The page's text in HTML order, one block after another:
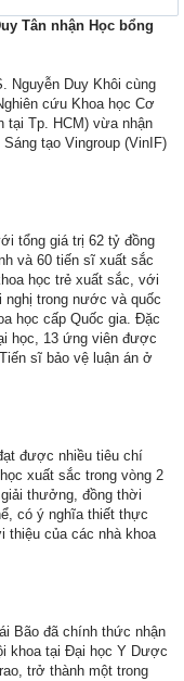
Tân nhận Học bổng
Nguyễn Duy Khôi cùng
cứu Khoa học Cơ
tại Tp. HCM) vừa nhận
tạo Vingroup (VinIF)
tổng giá trị 62 tỷ đồng
và 60 tiến sĩ xuất sắc
học trẻ xuất sắc, với
nghị trong nước và quốc
học cấp Quốc gia. Đặc
học, 13 ứng viên được
sĩ bảo vệ luận án ở
được nhiều tiêu chí
xuất sắc trong vòng 2
thưởng, đồng thời
có ý nghĩa thiết thực
thiệu của các nhà khoa
Bão đã chính thức nhận
khoa tại Đại học Y Dược
trở thành một trong